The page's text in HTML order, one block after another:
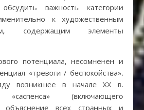
важность категории
к художественным
содержащим элементы
потенциала, несомненен и
«тревоги / беспокойства».
возникшее в начале XX в.
«саспенса» (включающего
объяснение всех странных и